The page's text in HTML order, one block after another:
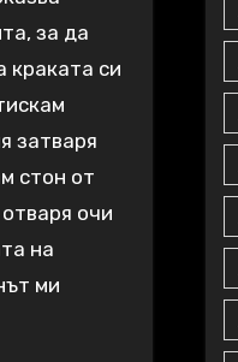
за да
краката си
затваря
стон от
очи
на
ми